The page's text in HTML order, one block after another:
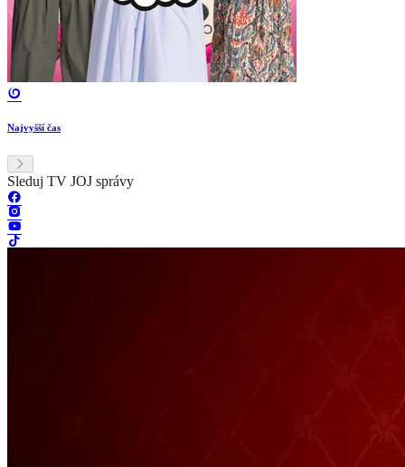
Najvyšší čas
Sleduj TV JOJ správy